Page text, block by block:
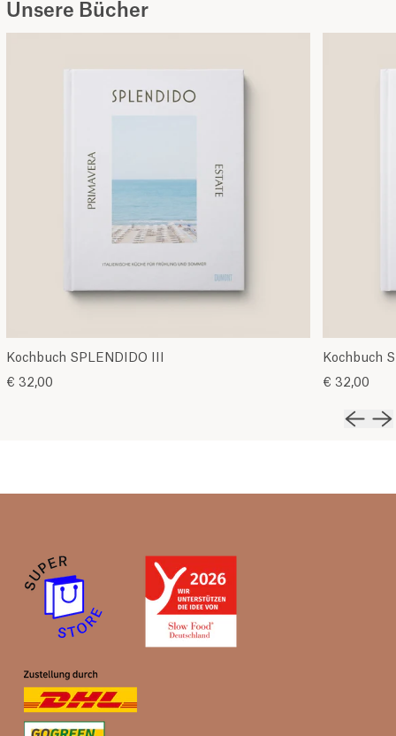
Unsere Bücher
Kochbuch SPLENDIDO III
Kochbuch SPLENDIDO III
€ 32,00
Kochbuch
€ 32,00